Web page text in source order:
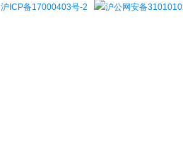
沪ICP备17000403号-2 沪公网安备